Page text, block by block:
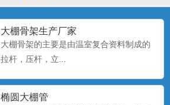
大棚骨架生产厂家
大棚骨架的主要是由温室复合资料制成的
拉杆，压杆，立...
椭圆大棚管